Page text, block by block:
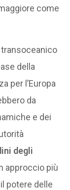
come
transoceanico
della
per l’Europa
da
e dei
degli
approccio più
potere delle